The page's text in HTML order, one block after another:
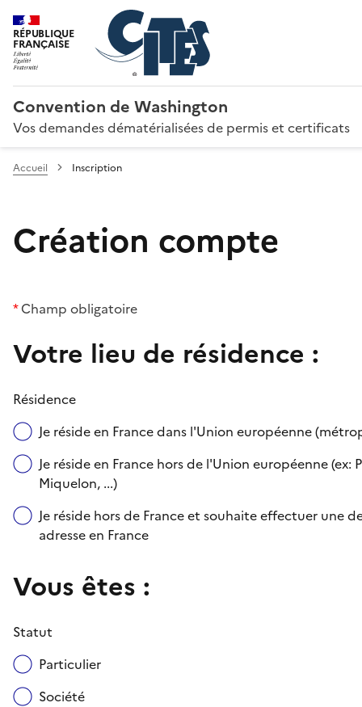
RÉPUBLIQUE
FRANÇAISE
Convention de Washington
Vos demandes dématérialisées de permis et certificats
Accueil Inscription
Création compte
*Champ obligatoire
Votre lieu de résidence :
Résidence
Je réside en France dans l'Union européenne
Je réside en France hors de l'Union européenne
Miquelon, ...)
Je réside hors de France et souhaite effectuer une
adresse en France
Vous êtes :
Statut
Particulier
Société